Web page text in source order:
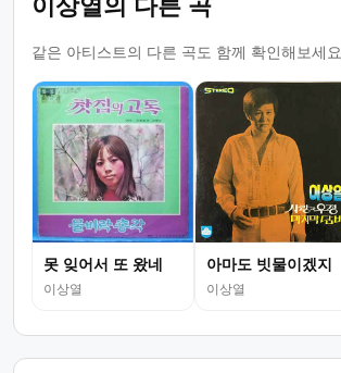
이상열의 다른 곡
같은 아티스트의 다른 곡도 함께 확인해보세요.
못 잊어서 또 왔네
이상열
아마도 빗물이겠지
이상열